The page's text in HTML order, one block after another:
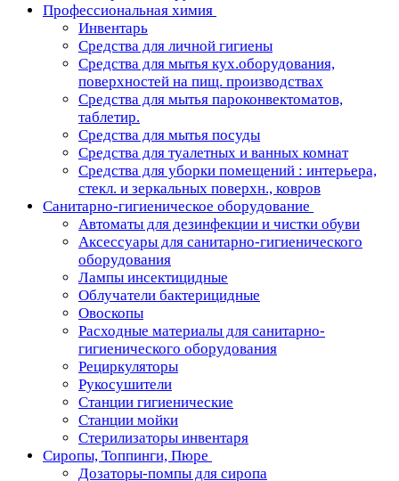
Профессиональная химия
Инвентарь
Средства для личной гигиены
Средства для мытья кух.оборудования,
поверхностей на пищ. производствах
Средства для мытья пароконвектоматов,
таблетир.
Средства для мытья посуды
Средства для туалетных и ванных комнат
Средства для уборки помещений : интерьера,
стекл. и зеркальных поверхн., ковров
Санитарно-гигиеническое оборудование
Автоматы для дезинфекции и чистки обуви
Аксессуары для санитарно-гигиенического
оборудования
Лампы инсектицидные
Облучатели бактерицидные
Овоскопы
Расходные материалы для санитарно-
гигиенического оборудования
Рециркуляторы
Рукосушители
Станции гигиенические
Станции мойки
Стерилизаторы инвентаря
Сиропы, Топпинги, Пюре
Дозаторы-помпы для сиропа